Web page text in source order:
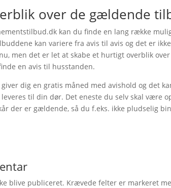
over de gældende
kan du finde en lang række
kan variere fra avis til avis og det er
men det er let at skabe et hurtigt overblik
en avis til husstanden.
dig en gratis måned med avishold og det
leveres til din dør. Det eneste du selv skal være
der er gældende, så du f.eks. ikke pludselig
blive publiceret. Krævede felter er markeret